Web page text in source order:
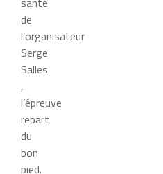
de
l’organisateur
Serge
Salles
,
l’épreuve
repart
du
bon
pied.